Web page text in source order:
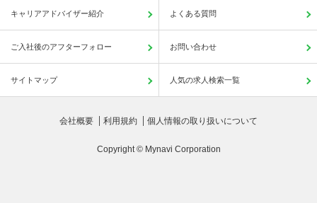
キャリアアドバイザー紹介 よくある質問
ご入社後のアフターフォロー お問い合わせ
サイトマップ 人気の求人検索一覧
会社概要 利用規約 個人情報の取り扱いについて
Copyright © Mynavi Corporation